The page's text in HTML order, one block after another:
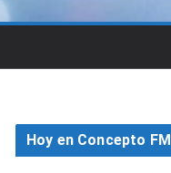
Hoy en Concepto FM